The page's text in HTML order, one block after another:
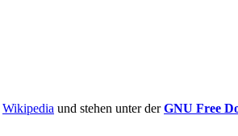
Wikipedia und stehen unter derGNU Free